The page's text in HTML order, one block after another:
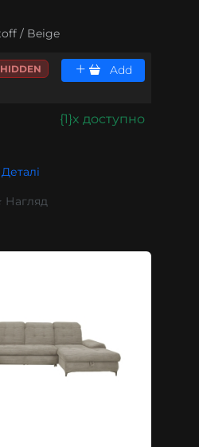
/ Beige
HIDDEN Add
{1}x доступно
Деталі
Нагляд